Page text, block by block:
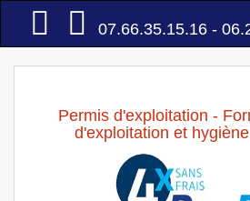
Accueil
07.66.35.15.16 -
Permis d'exploitation -
d'exploitation et